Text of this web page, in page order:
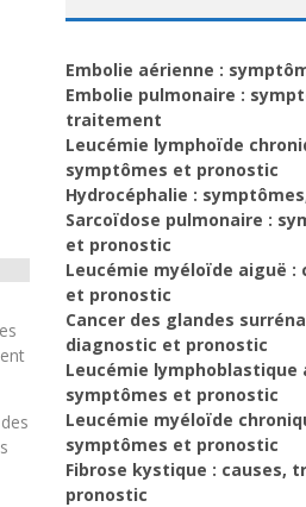
Embolie aérienne :
Embolie pulmonaire :
traitement
Leucémie lymphoïde
symptômes et pronostic
Hydrocéphalie :
Sarcoïdose pulmonaire :
et pronostic
Leucémie myéloïde aiguë :
et pronostic
Cancer des glandes
diagnostic et pronostic
Leucémie lymphoblastique
symptômes et pronostic
Leucémie myéloïde
symptômes et pronostic
Fibrose kystique : causes,
pronostic